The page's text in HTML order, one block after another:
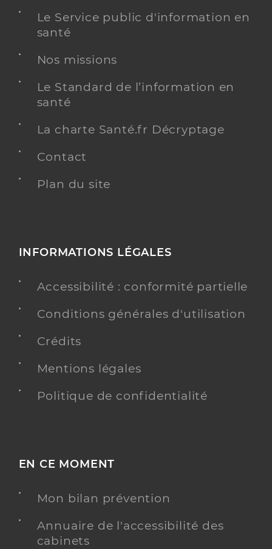
Le Service public d'information en
santé
Nos missions
Le Standard de l’information en
santé
La charte Santé.fr Décryptage
Contact
Plan du site
INFORMATIONS LÉGALES
Accessibilité : conformité partielle
Conditions générales d'utilisation
Crédits
Mentions légales
Politique de confidentialité
EN CE MOMENT
Mon bilan prévention
Annuaire de l'accessibilité des
cabinets